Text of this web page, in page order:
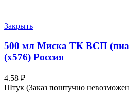
Закрыть
500 мл Миска ТК ВСП
(х576) Россия
4.58 ₽
Штук (Заказ поштучно